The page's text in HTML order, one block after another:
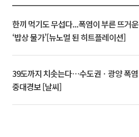
한끼 먹기도 무섭다...폭염이 부른 뜨거운
‘밥상 물가’[뉴노멀 된 히트플레이션]
39도까지 치솟는다⋯수도권ㆍ광양 폭염
중대경보 [날씨]